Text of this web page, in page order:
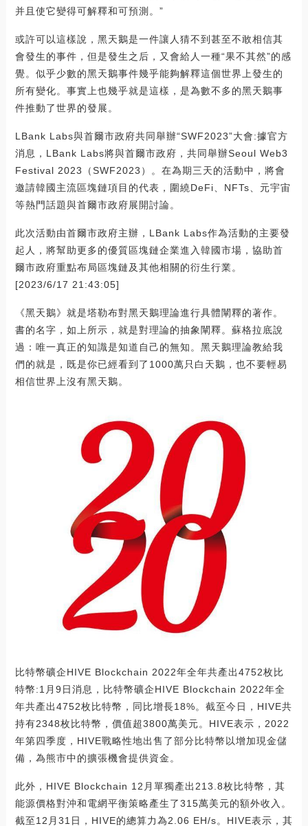
并且使它變得可解釋和可預測。”
或許可以這樣說，黑天鵝是一件讓人猜不到甚至不敢相信其
會發生的事件，但是發生之后，又會給人一種“果不其然”的感
覺。似乎少數的黑天鵝事件幾乎能夠解釋這個世界上發生的
所有變化。事實上也幾乎就是這樣，是為數不多的黑天鵝事
件推動了世界的發展。
LBank Labs與首爾市政府共同舉辦“SWF2023”大會:據官方
消息，LBank Labs將與首爾市政府，共同舉辦Seoul Web3
Festival 2023（SWF2023）。在為期三天的活動中，將會
邀請韓國主流區塊鏈項目的代表，圍繞DeFi、NFTs、元宇宙
等熱門話題與首爾市政府展開討論。
此次活動由首爾市政府主辦，LBank Labs作為活動的主要發
起人，將幫助更多的優質區塊鏈企業進入韓國市場，協助首
爾市政府重點布局區塊鏈及其他相關的衍生行業。
[2023/6/17 21:43:05]
《黑天鵝》就是塔勒布對黑天鵝理論進行具體闡釋的著作。
書的名字，如上所示，就是對理論的抽象闡釋。蘇格拉底說
過：唯一真正的知識是知道自己的無知。黑天鵝理論教給我
們的就是，既是你已經看到了1000萬只白天鵝，也不要輕易
相信世界上沒有黑天鵝。
比特幣礦企HIVE Blockchain 2022年全年共產出4752枚比
特幣:1月9日消息，比特幣礦企HIVE Blockchain 2022年全
年共產出4752枚比特幣，同比增長18%。截至今日，HIVE共
持有2348枚比特幣，價值超3800萬美元。HIVE表示，2022
年第四季度，HIVE戰略性地出售了部分比特幣以增加現金儲
備，為熊市中的擴張機會提供資金。
此外，HIVE Blockchain 12月單獨產出213.8枚比特幣，其
能源價格對沖和電網平衡策略產生了315萬美元的額外收入。
截至12月31日，HIVE的總算力為2.06 EH/s。HIVE表示，其